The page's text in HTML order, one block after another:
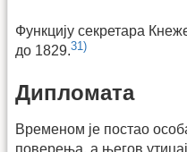
Функцију секретара
до 1829.31)
Дипломата
Временом је постао